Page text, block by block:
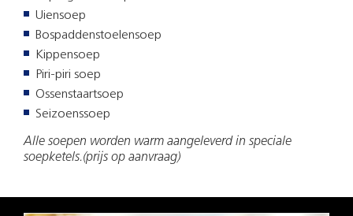
Uiensoep
Bospaddenstoelensoep
Kippensoep
Piri-piri soep
Ossenstaartsoep
Seizoenssoep
Alle soepen worden warm aangeleverd in speciale
soepketels.(prijs op aanvraag)